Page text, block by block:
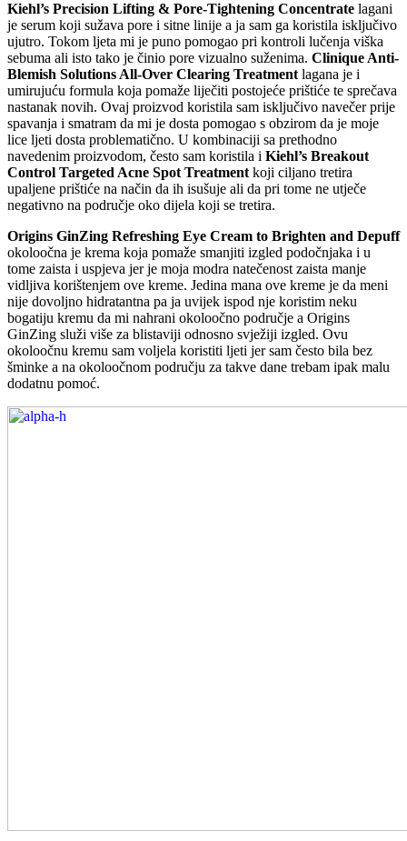
Kiehl’s Precision Lifting & Pore-Tightening Concentrate lagani
je serum koji sužava pore i sitne linije a ja sam ga koristila isključivo
ujutro. Tokom ljeta mi je puno pomogao pri kontroli lučenja viška
sebuma ali isto tako je činio pore vizualno suženima. Clinique Anti-
Blemish Solutions All-Over Clearing Treatmentlagana je i
umirujuću formula koja pomaže liječiti postojeće prištiće te sprečava
nastanak novih. Ovaj proizvod koristila sam isključivo navečer prije
spavanja i smatram da mi je dosta pomogao s obzirom da je moje
lice ljeti dosta problematično. U kombinaciji sa prethodno
navedenim proizvodom, često sam koristila i Kiehl’s Breakout
Control Targeted Acne Spot Treatmentkoji ciljano tretira
upaljene prištiće na način da ih isušuje ali da pri tome ne utječe
negativno na područje oko dijela koji se tretira.
Origins GinZing Refreshing Eye Cream to Brighten and Depuff
okoloočna je krema koja pomaže smanjiti izgled podočnjaka i u
tome zaista i uspjeva jer je moja modra natečenost zaista manje
vidljiva korištenjem ove kreme. Jedina mana ove kreme je da meni
nije dovoljno hidratantna pa ja uvijek ispod nje koristim neku
bogatiju kremu da mi nahrani okoloočno područje a Origins
GinZing služi više za blistaviji odnosno svježiji izgled. Ovu
okoloočnu kremu sam voljela koristiti ljeti jer sam često bila bez
šminke a na okoloočnom području za takve dane trebam ipak malu
dodatnu pomoć.